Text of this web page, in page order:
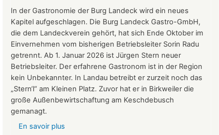
24.
März
2026
In der Gastronomie der Burg Landeck wird ein neues
Kapitel aufgeschlagen. Die Burg Landeck Gastro-GmbH,
die dem Landeckverein gehört, hat sich Ende Oktober im
Einvernehmen vom bisherigen Betriebsleiter Sorin Radu
getrennt. Ab 1. Januar 2026 ist Jürgen Stern neuer
Betriebsleiter. Der erfahrene Gastronom ist in der Region
kein Unbekannter. In Landau betreibt er zurzeit noch das
„Stern‘l“ am Kleinen Platz. Zuvor hat er in Birkweiler die
große Außenbewirtschaftung am Keschdebusch
gemanagt.
En savoir plus